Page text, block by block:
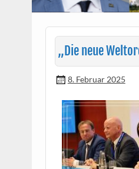
„Die neue
8. Februar 2025